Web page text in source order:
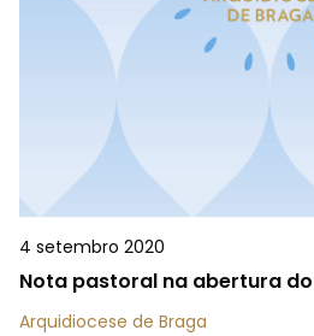
4 setembro 2020
Nota pastoral na abertura
Arquidiocese de Braga